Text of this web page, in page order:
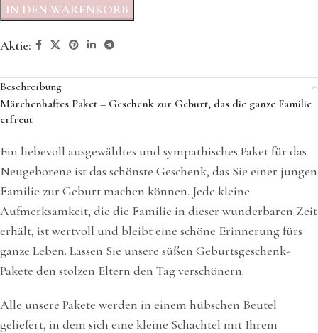
IN DEN WARENKORB
Aktie:
Beschreibung
Märchenhaftes Paket – Geschenk zur Geburt, das die ganze Familie
erfreut
Ein liebevoll ausgewähltes und sympathisches Paket für das
Neugeborene ist das schönste Geschenk, das Sie einer jungen
Familie zur Geburt machen können. Jede kleine
Aufmerksamkeit, die die Familie in dieser wunderbaren Zeit
erhält, ist wertvoll und bleibt eine schöne Erinnerung fürs
ganze Leben. Lassen Sie unsere süßen Geburtsgeschenk-
Pakete den stolzen Eltern den Tag verschönern.
Alle unsere Pakete werden in einem hübschen Beutel
geliefert, in dem sich eine kleine Schachtel mit Ihrem